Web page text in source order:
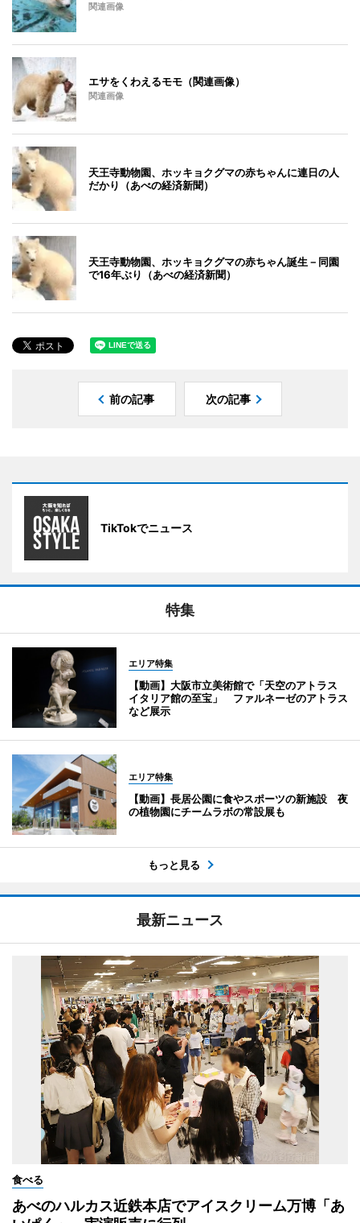
関連画像
エサをくわえるモモ（関連画像）
関連画像
天王寺動物園、ホッキョクグマの赤ちゃんに連日の人
だかり（あべの経済新聞）
天王寺動物園、ホッキョクグマの赤ちゃん誕生－同園
で16年ぶり（あべの経済新聞）
前の記事 次の記事
TikTokでニュース
特集
エリア特集
【動画】大阪市立美術館で「天空のアトラス
イタリア館の至宝」 ファルネーゼのアトラス
など展示
エリア特集
【動画】長居公園に食やスポーツの新施設 夜
の植物園にチームラボの常設展も
もっと見る
最新ニュース
食べる
あべのハルカス近鉄本店でアイスクリーム万博「あ